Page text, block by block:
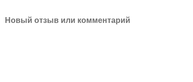
Новый отзыв или комментарий